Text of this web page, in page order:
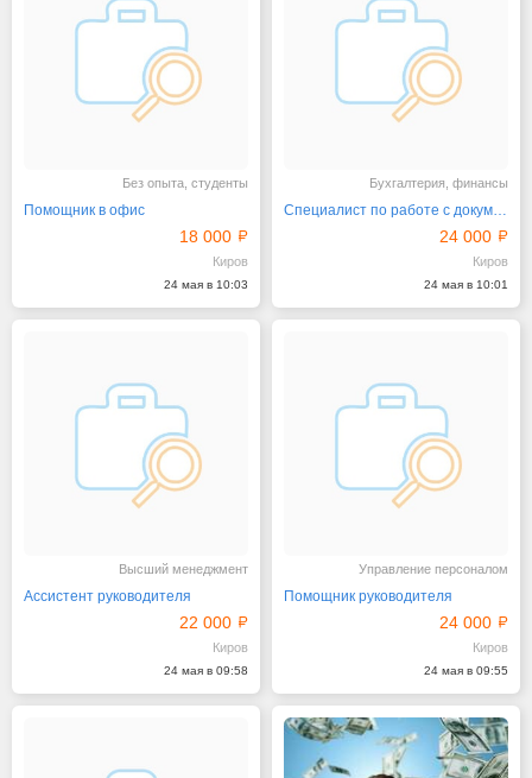
Без опыта, студенты
Помощник в офис
18 000
Киров
24 мая в 10:03
Бухгалтерия, финансы
Специалист по работе с документами
24 000
Киров
24 мая в 10:01
Высший менеджмент
Ассистент руководителя
22 000
Киров
24 мая в 09:58
Управление персоналом
Помощник руководителя
24 000
Киров
24 мая в 09:55